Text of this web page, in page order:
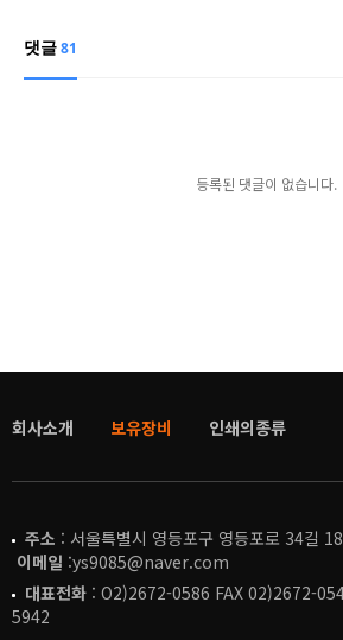
댓글81
등록된 댓글이 없습니다.
회사소개 보유장비 인쇄의종류
주소 : 서울특별시 영등포구 영등포로 34길
이메일 :ys9085@naver.com
대표전화 : O2)2672-0586 FAX 02)2672-
5942